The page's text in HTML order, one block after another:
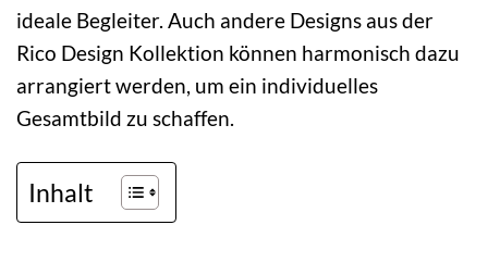
ideale Begleiter. Auch andere Designs aus der
Rico Design Kollektion können harmonisch dazu
arrangiert werden, um ein individuelles
Gesamtbild zu schaffen.
Inhalt